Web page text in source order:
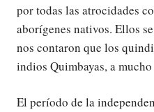
por todas las atrocidades
aborígenes nativos. Ellos
nos contaron que los
indios Quimbayas, a
El período de la